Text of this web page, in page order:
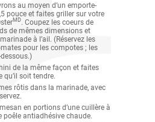
au moyen d’un emporte-
pouce et faites griller sur votre
MD. Coupez les coeurs de
de mêmes dimensions et
à l’ail. (Réservez les
pour les compotes ; les
de la même façon et faites
qu’il soit tendre.
rôtis dans la marinade, avec
en portions d’une cuillère à
poêle antiadhésive chaude.